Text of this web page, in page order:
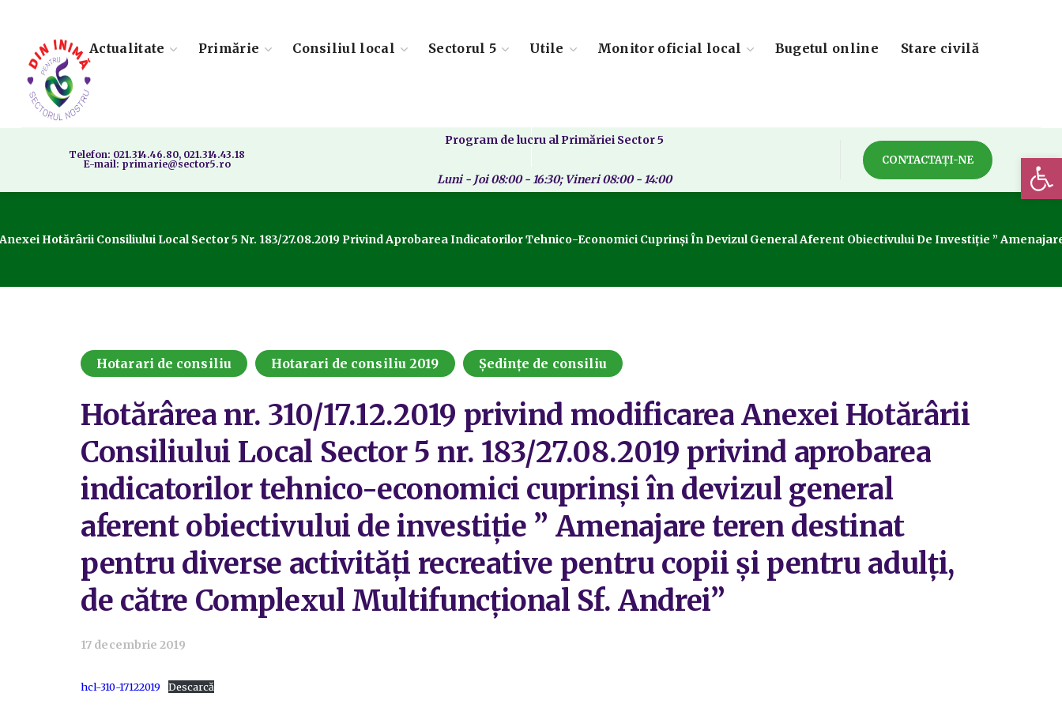
Actualitate Primărie Consiliul local Sectorul 5 Utile Monitor oficial local Bugetul online Stare civilă
Telefon: 021.314.46.80, 021.314.43.18
E-mail: primarie@sector5.ro
Program de lucru al Primăriei Sector 5
Luni - Joi 08:00 - 16:30; Vineri 08:00 - 14:00
CONTACTAȚI-NE
Hotărârii Consiliului Local Sector 5 Nr. 183/27.08.2019 Privind Aprobarea Indicatorilor Tehnico-Economici Cuprinși În Devizul General Aferent Obiectivului De Investiție ”
Hotarari de consiliu Hotarari de consiliu 2019 Ședințe de consiliu
Hotărârea nr. 310/17.12.2019 privind modificarea Anexei Hotărârii
Consiliului Local Sector 5 nr. 183/27.08.2019 privind aprobarea
indicatorilor tehnico-economici cuprinși în devizul general
aferent obiectivului de investiție ” Amenajare teren destinat
pentru diverse activități recreative pentru copii și pentru adulți,
de către Complexul Multifuncțional Sf. Andrei”
17 decembrie 2019
hcl-310-17122019 Descarcă